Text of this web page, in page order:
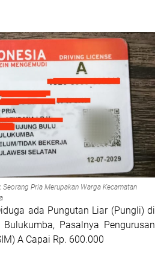
Pria Merupakan Warga Kecamatan
ada Pungutan Liar (Pungli) di
Pasalnya Pengurusan
A Capai Rp. 600.000